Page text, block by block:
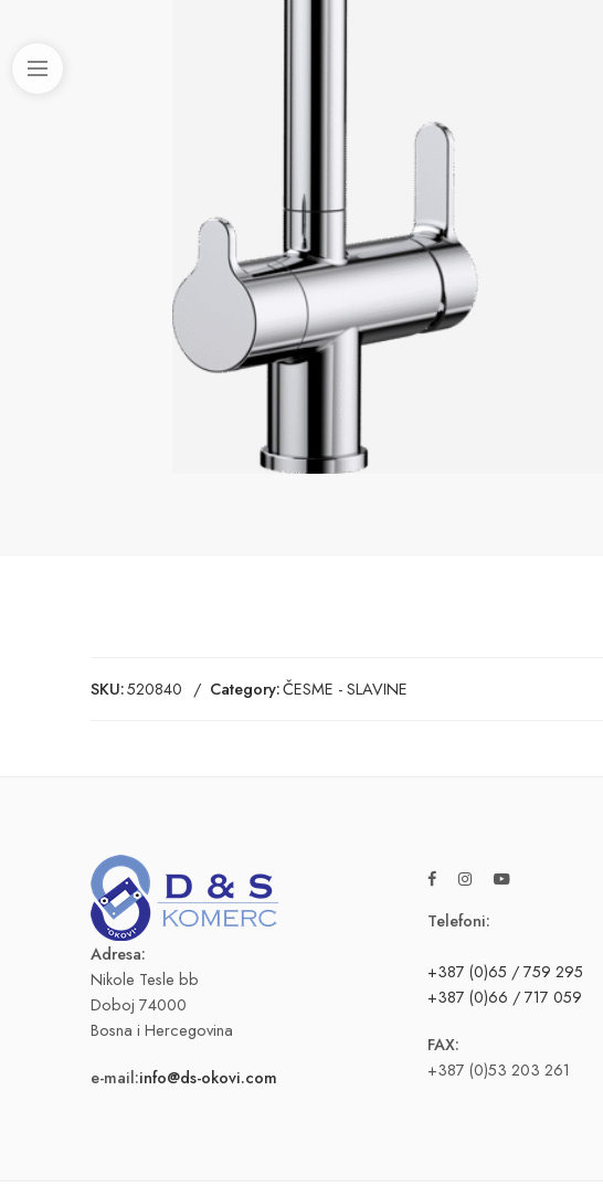
SKU:520840 Category:ČESME - SLAVINE
Adresa:
Nikole Tesle bb
Doboj 74000
Bosna i Hercegovina
e-mail:info@ds-okovi.com
Telefoni:
+387 (0)65 / 759 295
+387 (0)66 / 717 059
FAX:
+387 (0)53 203 261